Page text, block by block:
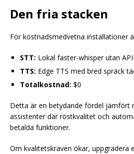
Den fria stacken
För kostnadsmedvetna installationer
STT: Lokal faster-whisper utan
TTS: Edge TTS med bred spräck
Totalkostnad: $0
Detta är en betydande fördel jämfört
assistenter där röstkvalitet och
betalda funktioner.
Om kvalitetskraven ökar, uppgradera